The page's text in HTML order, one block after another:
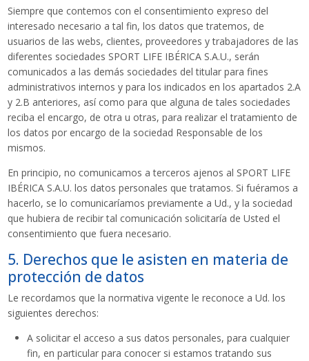
Siempre que contemos con el consentimiento expreso del
interesado necesario a tal fin, los datos que tratemos, de
usuarios de las webs, clientes, proveedores y trabajadores de las
diferentes sociedades SPORT LIFE IBÉRICA S.A.U., serán
comunicados a las demás sociedades del titular para fines
administrativos internos y para los indicados en los apartados 2.A
y 2.B anteriores, así como para que alguna de tales sociedades
reciba el encargo, de otra u otras, para realizar el tratamiento de
los datos por encargo de la sociedad Responsable de los
mismos.
En principio, no comunicamos a terceros ajenos al SPORT LIFE
IBÉRICA S.A.U. los datos personales que tratamos. Si fuéramos a
hacerlo, se lo comunicaríamos previamente a Ud., y la sociedad
que hubiera de recibir tal comunicación solicitaría de Usted el
consentimiento que fuera necesario.
5. Derechos que le asisten en materia de
protección de datos
Le recordamos que la normativa vigente le reconoce a Ud. los
siguientes derechos:
A solicitar el acceso a sus datos personales, para cualquier
fin, en particular para conocer si estamos tratando sus